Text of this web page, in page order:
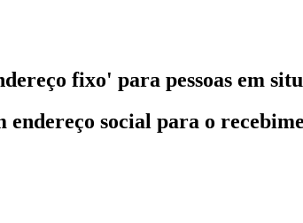
fixo' para pessoas em
endereço social para o